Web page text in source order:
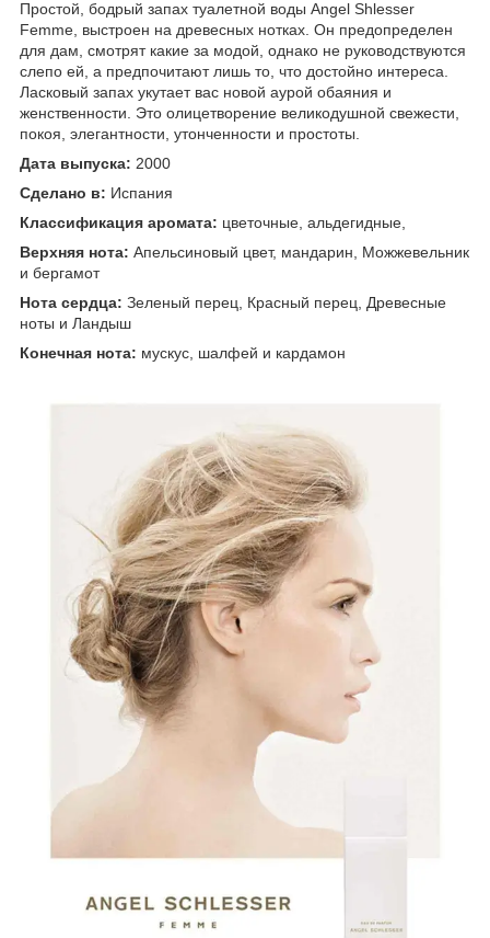
Простой, бодрый запах туалетной воды Angel Shlesser
Femme, выстроен на древесных нотках. Он предопределен
для дам, смотрят какие за модой, однако не руководствуются
слепо ей, а предпочитают лишь то, что достойно интереса.
Ласковый запах укутает вас новой аурой обаяния и
женственности. Это олицетворение великодушной свежести,
покоя, элегантности, утонченности и простоты.
Дата выпуска: 2000
Сделано в: Испания
Классификация аромата: цветочные, альдегидные,
Верхняя нота: Апельсиновый цвет, мандарин, Можжевельник
и бергамот
Нота сердца: Зеленый перец, Красный перец, Древесные
ноты и Ландыш
Конечная нота: мускус, шалфей и кардамон